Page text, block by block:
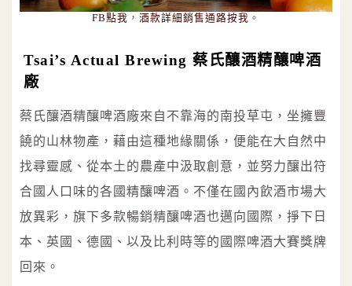
FB點我 ， 酒款詳細銷售通路按我 。
Tsai’s Actual Brewing 蔡氏釀酒精釀啤酒
廠
蔡氏釀酒精釀啤酒廠來自不靠海的南投草屯，坐擁豐
饒的山林物產，藉由這種地緣關係，便能在大自然中
找尋靈感、從本土的農產中汲取創意，並努力釀出符
合國人口味的各國精釀啤酒。不僅在國內飲酒市場大
放異彩，旗下多款暢銷精釀啤酒也邁向國際，掙下日
本、英國、德國、以及比利時等的國際啤酒大賽獎牌
回來。